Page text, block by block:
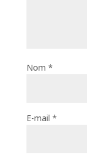
Nom *
E-mail *